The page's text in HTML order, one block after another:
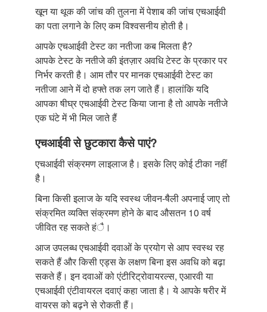
खून या थूक की जांच की तुलना में पेशाब की जांच एचआईवी
का पता लगाने के लिए कम विश्वसनीय होती है।
आपके एचआईवी टेस्ट का नतीजा कब मिलता है?
आपके टेस्ट के नतीजे की इंतज़ार अवधि टेस्ट के प्रकार पर
निर्भर करती है। आम तौर पर मानक एचआईवी टेस्ट का
नतीजा आने में दो हफ्ते तक लग जाते हैं। हालांकि यदि
आपका षीघ्र एचआईवी टेस्ट किया जाना है तो आपके नतीजे
एक घंटे में भी मिल जाते हैं
एचआईवी से छुटकारा कैसे पाएं?
एचआईवी संक्रमण लाइलाज है। इसके लिए कोई टीका नहीं
है।
बिना किसी इलाज के यदि स्वस्थ जीवन-षैली अपनाई जाए तो
संक्रमित व्यक्ति संक्रमण होने के बाद औसतन 10 वर्ष
जीवित रह सकते हंै।
आज उपलब्ध एचआईवी दवाओं के प्रयोग से आप स्वस्थ रह
सकते हैं और किसी एड्स के लक्षण बिना इस अवधि को बढ़ा
सकते हैं। इन दवाओं को एंटीरिट्रोवायरल्स, एआरवी या
एचआईवी एंटीवायरल दवाएं कहा जाता है। ये आपके षरीर में
वायरस को बढ़ने से रोकती हैं।